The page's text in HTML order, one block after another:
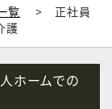
覧
正社員
護
ホームでの